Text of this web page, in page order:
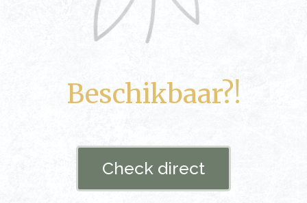
Beschikbaar?!
Check direct